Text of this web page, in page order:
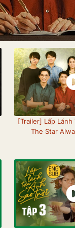
[Trailer] Lấp Lánh
The Star